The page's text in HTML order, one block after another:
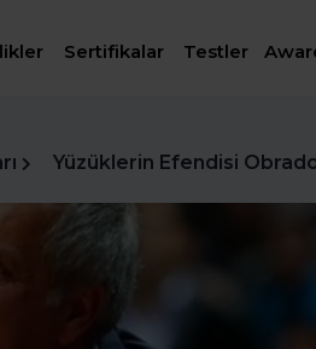
Sertifikalar Testler
Yüzüklerin Efendisi